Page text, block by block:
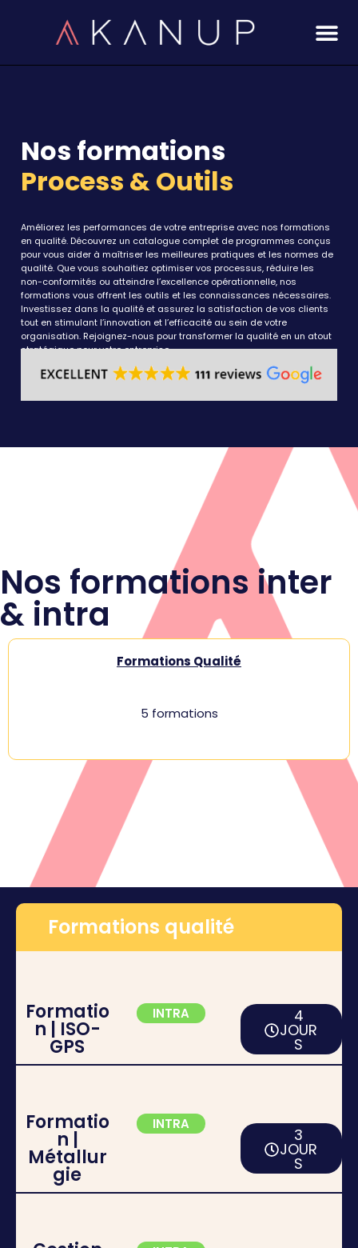
au
Nos formations
Process & Outils
Améliorez les performances de votre entreprise avec nos formations
en qualité. Découvrez un catalogue complet de programmes conçus
pour vous aider à maîtriser les meilleures pratiques et les normes de
qualité. Que vous souhaitiez optimiser vos processus, réduire les
non-conformités ou atteindre l’excellence opérationnelle, nos
formations vous offrent les outils et les connaissances nécessaires.
Investissez dans la qualité et assurez la satisfaction de vos clients
tout en stimulant l’innovation et l’efficacité au sein de votre
organisation. Rejoignez-nous pour transformer la qualité en un atout
stratégique pour votre entreprise.
Nos formations inter
& intra
Formations Qualité
5 formations
Formations qualité
Formatio
n | ISO-
GPS
INTRA 4
JOUR
S
Formatio
n |
Métallur
gie
INTRA
3
JOUR
S